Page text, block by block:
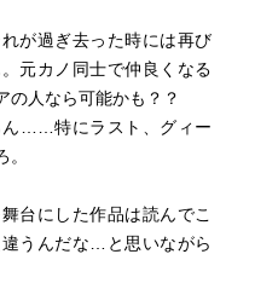
の機微をひとさじも逃さ
思い出した。それを乗り
はないのだ、という心強
村田沙耶香の小説の私が
が過ぎ去った時には再び
元カノ同士で仲良くなる
の人なら可能かも？？
ん……特にラスト、グィー
台にした作品は読んでこ
うんだな…と思いながら